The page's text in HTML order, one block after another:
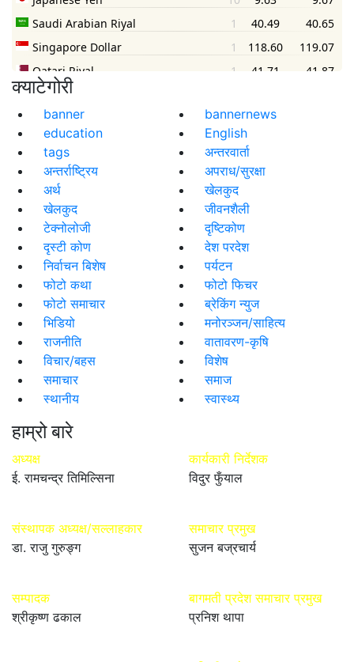
क्याटेगोरी
banner
bannernews
education
English
tags
अन्तरवार्ता
अन्तर्राष्ट्रिय
अपराध/सुरक्षा
अर्थ
खेलकुद
खेलकुद
जीवनशैली
टेक्नोलोजी
दृष्टिकोण
दृस्टी कोण
देश परदेश
निर्वाचन बिशेष
पर्यटन
फोटो कथा
फोटो फिचर
फोटो समाचार
ब्रेकिंग न्युज
भिडियो
मनोरञ्जन/साहित्य
राजनीति
वातावरण-कृषि
विचार/बहस
विशेष
समाचार
समाज
स्थानीय
स्वास्थ्य
हाम्रो बारे
अध्यक्ष
ई. रामचन्द्र तिमिल्सिना
संस्थापक अध्यक्ष/सल्लाहकार
डा. राजु गुरुङ्ग
सम्पादक
श्रीकृष्ण ढकाल
कार्यकारी निर्देशक
विदुर फुँयाल
समाचार प्रमुख
सुजन बज्रचार्य
बागमती प्रदेश समाचार प्रमुख
प्रनिश थापा